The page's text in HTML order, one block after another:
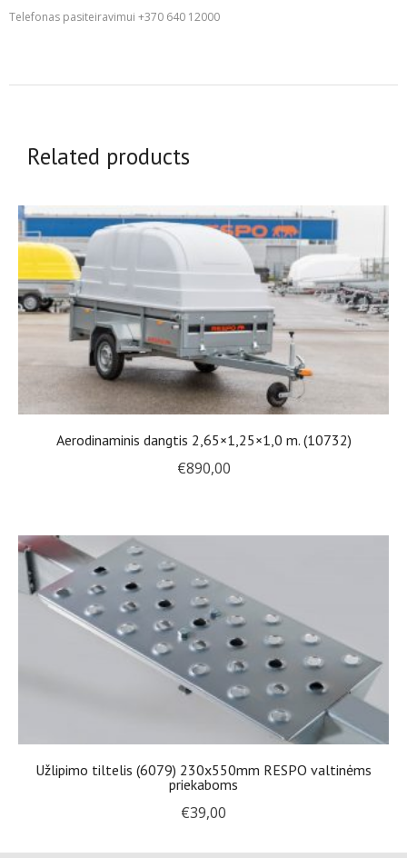
Telefonas pasiteiravimui +370 640 12000
Related products
Aerodinaminis dangtis 2,65×1,25×1,0 m. (10732)
€890,00
Užlipimo tiltelis (6079) 230x550mm RESPO valtinėms
priekaboms
€39,00